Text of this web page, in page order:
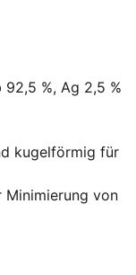
92,5 %, Ag 2,5 %
kugelförmig für
von